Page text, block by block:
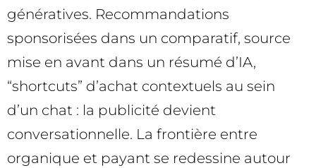
génératives. Recommandations
sponsorisées dans un comparatif, source
mise en avant dans un résumé d’IA,
“shortcuts” d’achat contextuels au sein
d’un chat : la publicité devient
conversationnelle. La frontière entre
organique et payant se redessine autour